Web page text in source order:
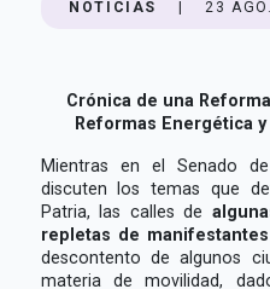
NOTICIAS 23
Crónica de una
Reformas Energética
Mientras en el Senado
discuten los temas que
Patria, las calles de
repletas de manifestantes
descontento de algunos
materia de movilidad,